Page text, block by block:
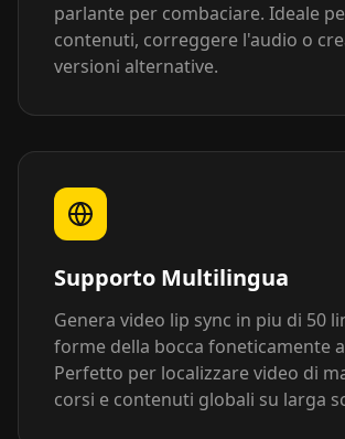
parlante per combaciare. Ideale
contenuti, correggere l'audio o
versioni alternative.
Supporto Multilingua
Genera video lip sync in piu di 50
forme della bocca foneticamente
Perfetto per localizzare video di
corsi e contenuti globali su larga